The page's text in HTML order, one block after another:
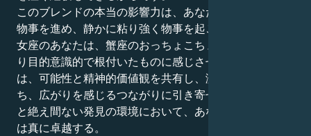
このブレンドの本当の影響力は、あなたが直感に従って
物事を進め、静かに粘り強く物事を起こすことです。乙
女座のあなたは、蟹座のおっちょこちょいな面を、かな
り目的意識的で根付いたものに感じさせます。あなた
は、可能性と精神的価値観を共有し、激しい献身を持
ち、広がりを感じるつながりに引き寄せられます。尊敬
と絶え間ない発見の環境において、あなたのエネルギー
は真に卓越する。